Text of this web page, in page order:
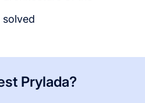
solved
Prylada?